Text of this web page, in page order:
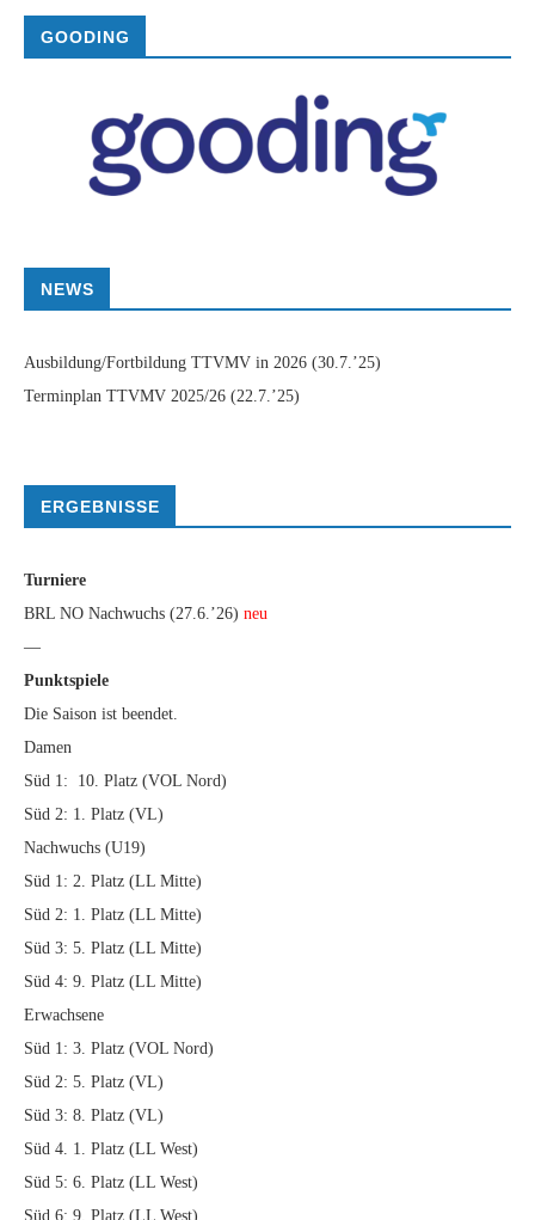
GOODING
NEWS
Ausbildung/Fortbildung TTVMV in 2026 (30.7.’25)
Terminplan TTVMV 2025/26 (22.7.’25)
ERGEBNISSE
Turniere
BRL NO Nachwuchs (27.6.’26) neu
—
Punktspiele
Die Saison ist beendet.
Damen
Süd 1: 10. Platz (VOL Nord)
Süd 2: 1. Platz (VL)
Nachwuchs (U19)
Süd 1: 2. Platz (LL Mitte)
Süd 2: 1. Platz (LL Mitte)
Süd 3: 5. Platz (LL Mitte)
Süd 4: 9. Platz (LL Mitte)
Erwachsene
Süd 1: 3. Platz (VOL Nord)
Süd 2: 5. Platz (VL)
Süd 3: 8. Platz (VL)
Süd 4. 1. Platz (LL West)
Süd 5: 6. Platz (LL West)
Süd 6: 9. Platz (LL West)